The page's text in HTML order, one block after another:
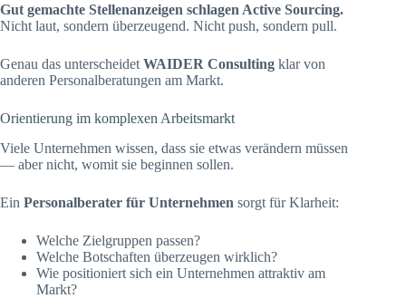
Gut gemachte Stellenanzeigen schlagen Active Sourcing.
Nicht laut, sondern überzeugend. Nicht push, sondern pull.
Genau das unterscheidet WAIDER Consulting klar von
anderen Personalberatungen am Markt.
Orientierung im komplexen Arbeitsmarkt
Viele Unternehmen wissen, dass sie etwas verändern müssen
— aber nicht, womit sie beginnen sollen.
Ein Personalberater für Unternehmen sorgt für Klarheit:
Welche Zielgruppen passen?
Welche Botschaften überzeugen wirklich?
Wie positioniert sich ein Unternehmen attraktiv am
Markt?